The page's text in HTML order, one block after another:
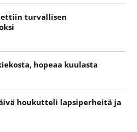
turvallisen
hopeaa kuulasta
houkutteli lapsiperheitä ja